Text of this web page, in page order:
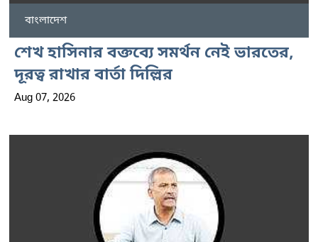
বাংলাদেশ
শেখ হাসিনার বক্তব্যে সমর্থন নেই ভারতের,
দূরত্ব রাখার বার্তা দিল্লির
Aug 07, 2026